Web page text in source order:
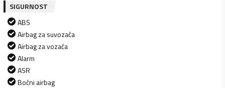
SIGURNOST
ABS
Airbag za suvozača
Airbag za vozača
Alarm
ASR
Bočni airbag